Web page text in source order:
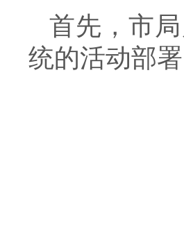
首先，市
统的活动部署